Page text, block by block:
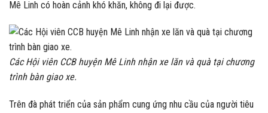
Mê Linh có hoàn cảnh khó khăn, không đi lại được.
Các Hội viên CCB huyện Mê Linh nhận xe lăn và quà tại chương
trình bàn giao xe.
Trên đà phát triển của sản phẩm cung ứng nhu cầu của người tiêu